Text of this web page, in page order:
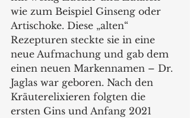
wie zum Beispiel Ginseng oder
Artischoke. Diese „alten“
Rezepturen steckte sie in eine
neue Aufmachung und gab dem
einen neuen Markennamen – Dr.
Jaglas war geboren. Nach den
Kräuterelixieren folgten die
ersten Gins und Anfang 2021